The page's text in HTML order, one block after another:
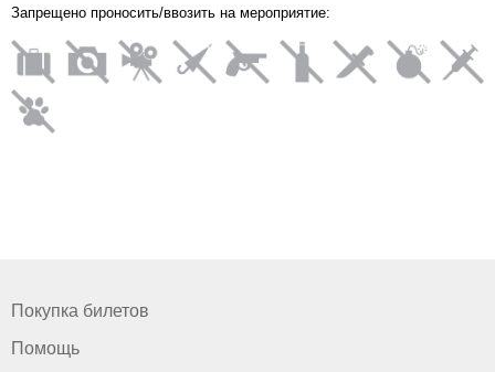
Запрещено проносить/ввозить на мероприятие:
Покупка билетов
Помощь